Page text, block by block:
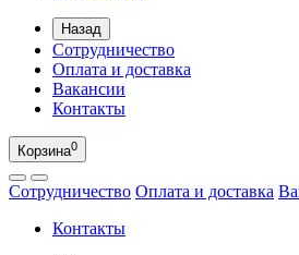
Назад
Сотрудничество
Оплата и доставка
Вакансии
Контакты
Корзина0
Сотрудничество Оплата и доставка
Контакты